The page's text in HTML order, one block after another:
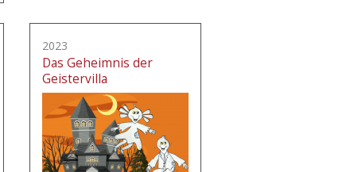
2023
Das Geheimnis der
Geistervilla